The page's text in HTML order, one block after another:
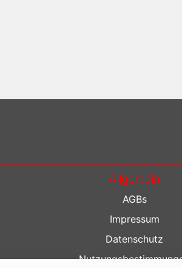
Allgemein
AGBs
Impressum
Datenschutz